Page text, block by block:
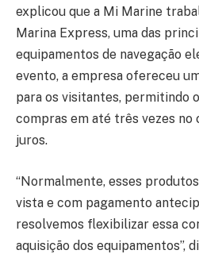
explicou que a Mi Marine
Marina Express, uma das
equipamentos de navegação
evento, a empresa ofereceu
para os visitantes, permitindo
compras em até três vezes
juros.
“Normalmente, esses
vista e com pagamento
resolvemos flexibilizar essa
aquisição dos equipamentos”,